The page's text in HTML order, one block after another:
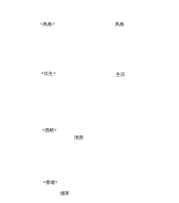
<风格> 风格
<出生> 生日
<酒精>
清酒
<香烟>
烟草